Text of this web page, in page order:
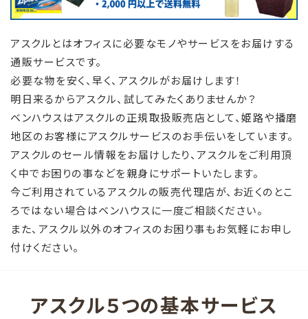
アスクルとはオフィスに必要なモノやサービスをお届けする
通販サービスです。
必要な物を安く、早く、アスクルがお届けします！
明日来るからアスクル、試してみたくありませんか？
ベンハウスはアスクルの正規取扱販売店として、姫路や播磨
地区のお客様にアスクルサービスのお手伝いをしています。
アスクルのセール情報をお届けしたり、 アスクルをご利用頂
く中でお困りの事などを親身にサポートいたします。
今ご利用されているアスクルの販売代理店が、お近くのとこ
ろではない場合はベンハウスに一度ご相談ください。
また、アスクル以外のオフィスのお困り事もお気軽にお申し
付けください。
アスクル５つの基本サービス